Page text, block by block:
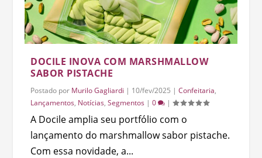
DOCILE INOVA COM MARSHMALLOW
SABOR PISTACHE
Postado por Murilo Gagliardi | 10/fev/2025 |Confeitaria,
Lançamentos, Notícias,Segmentos |0 |
A Docile amplia seu portfólio com o
lançamento do marshmallow sabor pistache.
Com essa novidade, a...